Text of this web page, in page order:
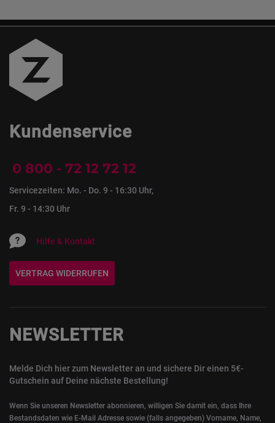
Kundenservice
0 800 - 72 12 72 12
Servicezeiten: Mo. - Do. 9 - 16:30 Uhr,
Fr. 9 - 14:30 Uhr
Hilfe & Kontakt
VERTRAG WIDERRUFEN
NEWSLETTER
Melde Dich hier zum Newsletter an und sichere Dir einen 5€-
Gutschein auf Deine nächste Bestellung!
Wenn Sie unseren Newsletter abonnieren, willigen Sie damit ein, dass Ihre
Bestandsdaten wie E-Mail Adresse sowie (falls angegeben) Vorname, Name,